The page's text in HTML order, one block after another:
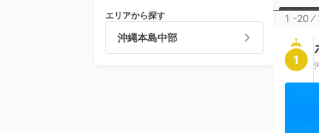
エリアから探す
沖縄本島中部
1 -20 ⁄
1